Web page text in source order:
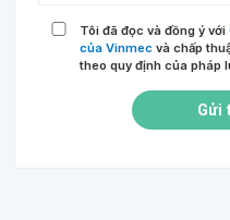
Tôi đã đọc và đồng ý với
của Vinmec và chấp
theo quy định của pháp
Gửi